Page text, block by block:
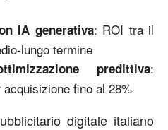
IA generativa: ROI tra il
lungo termine
predittiva:
fino al 28%
digitale italiano